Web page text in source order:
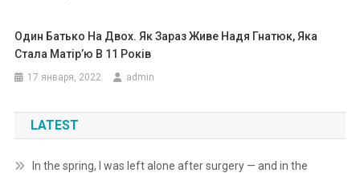
Один Батько На Двох. Як Зараз Живе Надя Гнатюк, Яка
Стала Матір’ю В 11 Років
17 января, 2022 admin
LATEST
In the spring, I was left alone after surgery — and in the